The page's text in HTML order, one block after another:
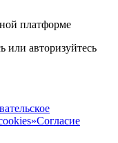
платформе
или авторизуйтесь
Согласие